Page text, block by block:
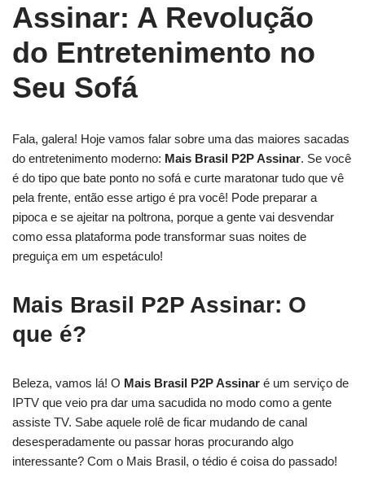
Assinar: A Revolução
do Entretenimento no
Seu Sofá
Fala, galera! Hoje vamos falar sobre uma das maiores sacadas
do entretenimento moderno: Mais Brasil P2P Assinar. Se você
é do tipo que bate ponto no sofá e curte maratonar tudo que vê
pela frente, então esse artigo é pra você! Pode preparar a
pipoca e se ajeitar na poltrona, porque a gente vai desvendar
como essa plataforma pode transformar suas noites de
preguiça em um espetáculo!
Mais Brasil P2P Assinar: O
que é?
Beleza, vamos lá! O Mais Brasil P2P Assinar é um serviço de
IPTV que veio pra dar uma sacudida no modo como a gente
assiste TV. Sabe aquele rolê de ficar mudando de canal
desesperadamente ou passar horas procurando algo
interessante? Com o Mais Brasil, o tédio é coisa do passado!